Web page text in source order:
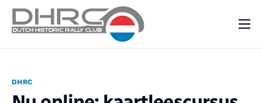
Vraag & Aanbod
DHRC